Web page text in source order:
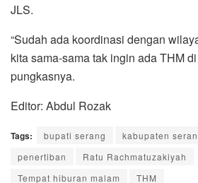
JLS.
“Sudah ada koordinasi dengan
kita sama-sama tak ingin ada THM
pungkasnya.
Editor: Abdul Rozak
Tags: bupati serang kabupaten
penertiban
Ratu Rachmatuzakiyah
Tempat hiburan malam
THM